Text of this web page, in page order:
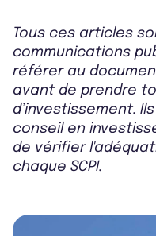
Tous ces articles
communications
référer au
avant de prendre
d’investissement.
conseil en
de vérifier
chaque SCPI.